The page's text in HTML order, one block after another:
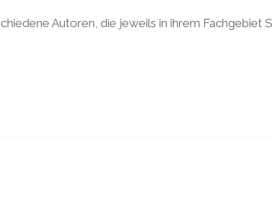
Autoren, die jeweils in ihrem